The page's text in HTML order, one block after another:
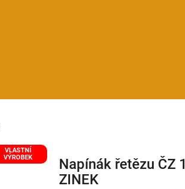
VLASTNÍ
VÝROBEK
Napínák řetězu ČZ
ZINEK